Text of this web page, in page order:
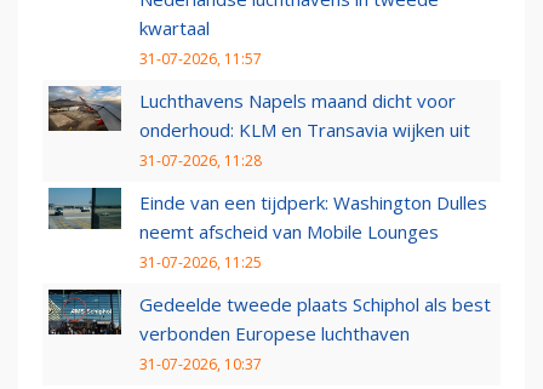
kwartaal
31-07-2026, 11:57
Luchthavens Napels maand dicht voor
onderhoud: KLM en Transavia wijken uit
31-07-2026, 11:28
Einde van een tijdperk: Washington Dulles
neemt afscheid van Mobile Lounges
31-07-2026, 11:25
Gedeelde tweede plaats Schiphol als best
verbonden Europese luchthaven
31-07-2026, 10:37